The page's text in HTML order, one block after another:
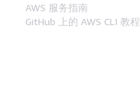
AWS 服务指南
GitHub 上的 AWS CLI 教程